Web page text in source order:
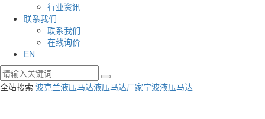
行业资讯
联系我们
联系我们
在线询价
EN
全站搜索 波克兰液压马达液压马达厂家宁波液压马达